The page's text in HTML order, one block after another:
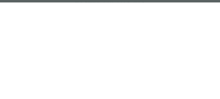
FOSTER MILANO INC